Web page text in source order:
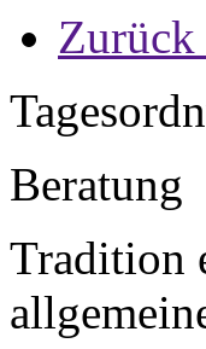
Zurück
Beratung
Tradition